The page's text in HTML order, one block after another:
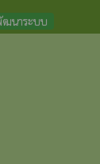
นาระบบ